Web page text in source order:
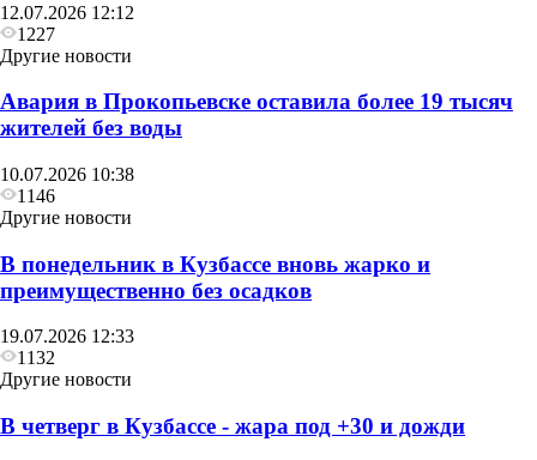
12.07.2026 12:12
1227
Другие новости
Авария в Прокопьевске оставила более 19 тысяч
жителей без воды
10.07.2026 10:38
1146
Другие новости
В понедельник в Кузбассе вновь жарко и
преимущественно без осадков
19.07.2026 12:33
1132
Другие новости
В четверг в Кузбассе - жара под +30 и дожди